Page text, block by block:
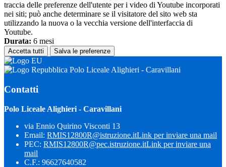
traccia delle preferenze dell'utente per i video di Youtube incorporati
nei siti; può anche determinare se il visitatore del sito web sta
utilizzando la nuova o la vecchia versione dell'interfaccia di
Youtube.
Durata: 6 mesi
Accetta tutti Salva le preferenze
Polo Liceale Alighieri - Caravillani
Contatti
Polo Liceale Alighieri - Caravillani
via Ennio Quirino Visconti 13
Email: RMIS12800R@istruzione.itLink per inviare una mail
PEC: RMIS12800R@pec.istruzione.itLink per inviare una
mail
C.F.: 96627640582